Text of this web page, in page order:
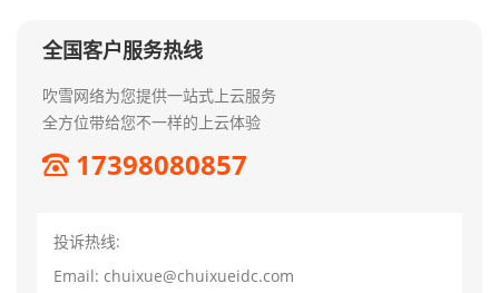
全国客户服务热线
吹雪网络为您提供一站式上云服务
全方位带给您不一样的上云体验
17398080857
投诉热线:
Email: chuixue@chuixueidc.com